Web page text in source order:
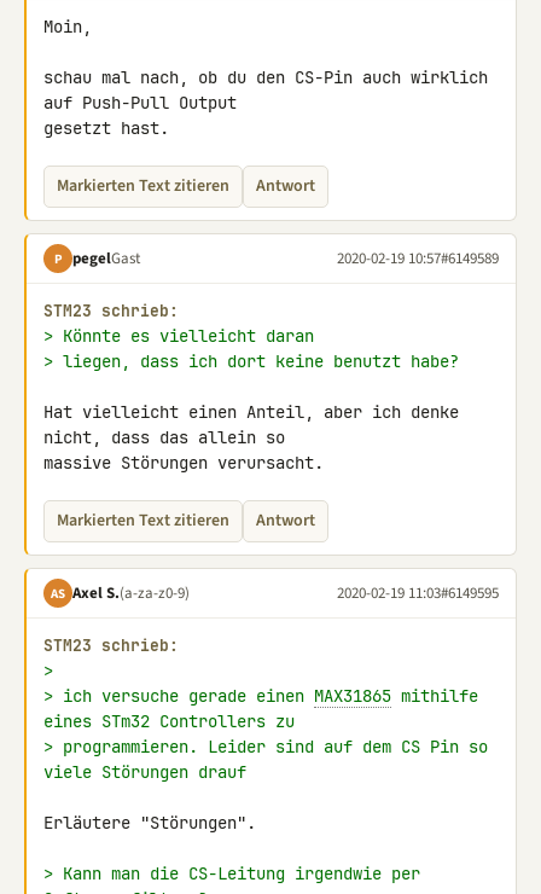
Moin,
schau mal nach, ob du den CS-Pin auch wirklich
auf Push-Pull Output
gesetzt hast.
Markierten Text zitieren Antwort
P pegelGast 2020-02-19 10:57#6149589
STM23 schrieb:
> Könnte es vielleicht daran
> liegen, dass ich dort keine benutzt habe?
Hat vielleicht einen Anteil, aber ich denke
nicht, dass das allein so
massive Störungen verursacht.
Markierten Text zitieren Antwort
AS Axel S.(a-za-z0-9) 2020-02-19 11:03#6149595
STM23 schrieb:
>
> ich versuche gerade einen MAX31865 mithilfe
eines STm32 Controllers zu
> programmieren. Leider sind auf dem CS Pin so
viele Störungen drauf
Erläutere "Störungen".
> Kann man die CS-Leitung irgendwie per